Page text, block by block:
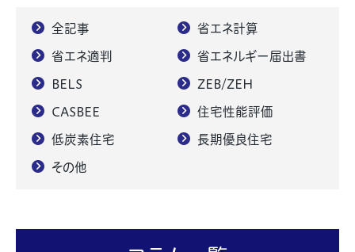
全記事
省エネ計算
省エネ適判
省エネルギー届出書
BELS
ZEB/ZEH
CASBEE
住宅性能評価
低炭素住宅
長期優良住宅
その他